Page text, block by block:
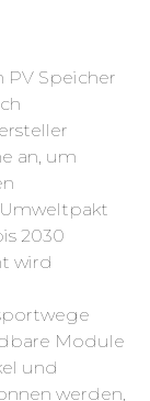
PV Speicher
an, um
2030
wird
Module
und
werden,